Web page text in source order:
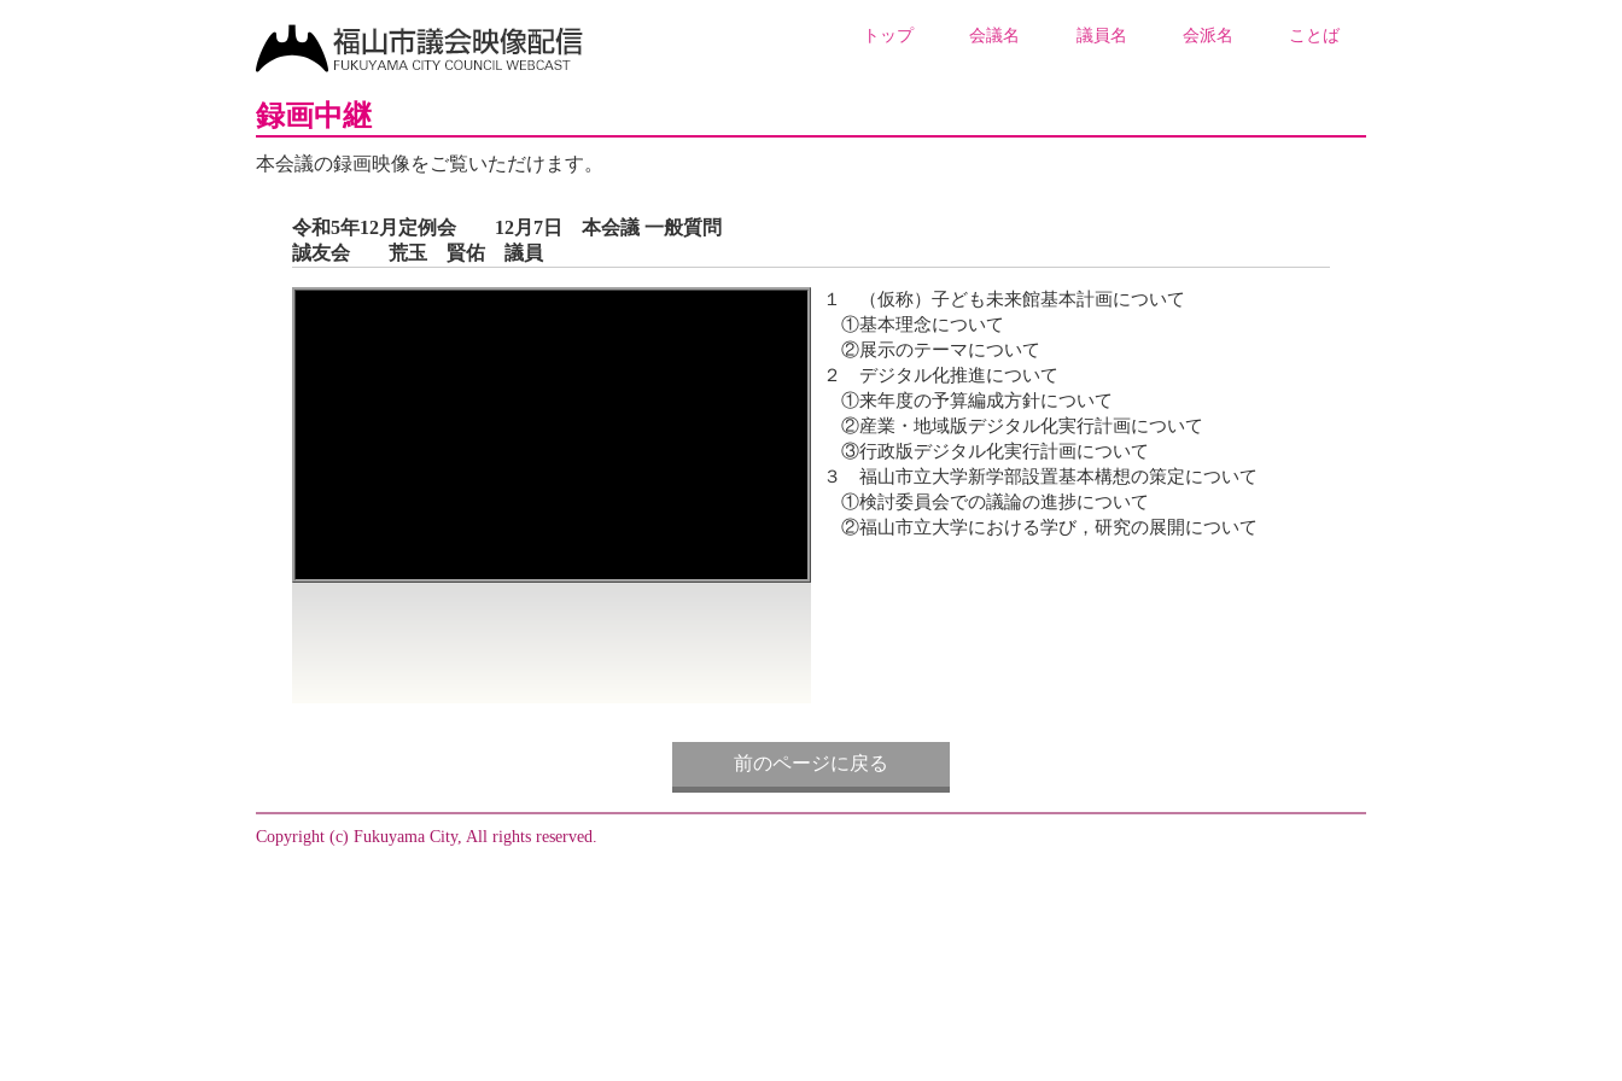
トップ 会議名 議員名 会派名 ことば
録画中継
本会議の録画映像をご覧いただけます。
令和5年12月定例会 12月7日 本会議 一般質問
誠友会 荒玉 賢佑 議員
１ （仮称）子ども未来館基本計画について
①基本理念について
②展示のテーマについて
２ デジタル化推進について
①来年度の予算編成方針について
②産業・地域版デジタル化実行計画について
③行政版デジタル化実行計画について
３ 福山市立大学新学部設置基本構想の策定について
①検討委員会での議論の進捗について
②福山市立大学における学び，研究の展開について
前のページに戻る
Copyright (c) Fukuyama City, All rights reserved.